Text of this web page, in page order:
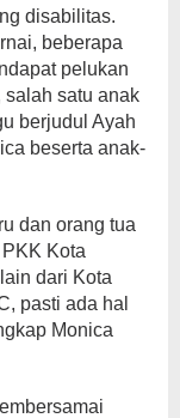
disabilitas.
beberapa
pelukan
salah satu anak
berjudul Ayah
beserta anak-
dan orang tua
Kota
dari Kota
pasti ada hal
Monica